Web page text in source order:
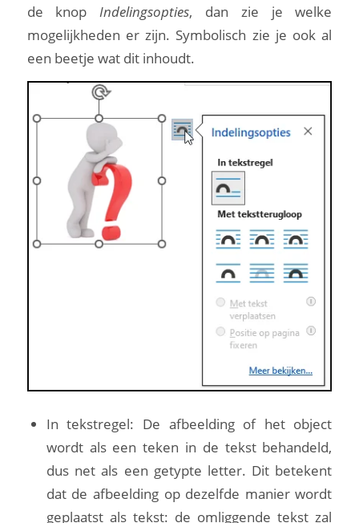
de knopIndelingsopties, dan zie je welke
mogelijkheden er zijn. Symbolisch zie je ook al
een beetje wat dit inhoudt.
In tekstregel: De afbeelding of het object
wordt als een teken in de tekst behandeld,
dus net als een getypte letter. Dit betekent
dat de afbeelding op dezelfde manier wordt
geplaatst als tekst: de omliggende tekst zal